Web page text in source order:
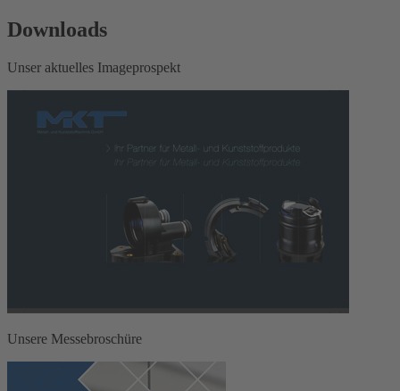
Downloads
Unser aktuelles Imageprospekt
Unsere Messebroschüre